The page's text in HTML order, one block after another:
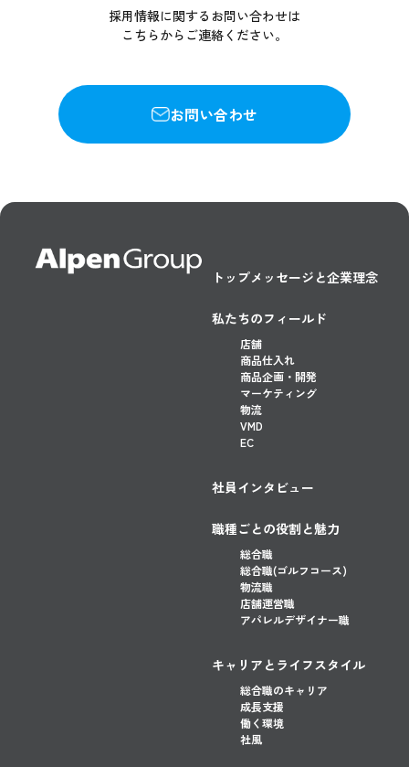
採用情報に関するお問い合わせは
こちらからご連絡ください。
お問い合わせ
トップメッセージと企業理念
私たちのフィールド
店舗
商品仕入れ
商品企画・開発
マーケティング
物流
VMD
EC
社員インタビュー
職種ごとの役割と魅力
総合職
総合職(ゴルフコース)
物流職
店舗運営職
アパレルデザイナー職
キャリアとライフスタイル
総合職のキャリア
成長支援
働く環境
社風